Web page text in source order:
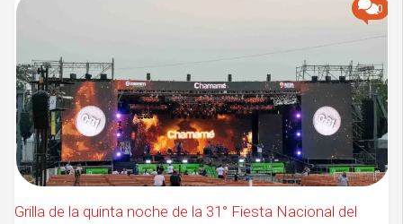
0
Grilla de la quinta noche de la 31° Fiesta Nacional del